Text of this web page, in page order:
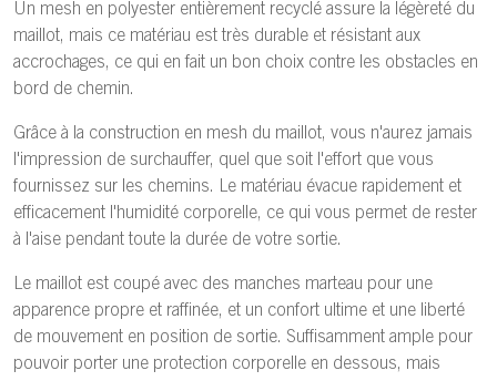
Un mesh en polyester entièrement recyclé assure la légèreté du
maillot, mais ce matériau est très durable et résistant aux
accrochages, ce qui en fait un bon choix contre les obstacles en
bord de chemin.
Grâce à la construction en mesh du maillot, vous n'aurez jamais
l'impression de surchauffer, quel que soit l'effort que vous
fournissez sur les chemins. Le matériau évacue rapidement et
efficacement l'humidité corporelle, ce qui vous permet de rester
à l'aise pendant toute la durée de votre sortie.
Le maillot est coupé avec des manches marteau pour une
apparence propre et raffinée, et un confort ultime et une liberté
de mouvement en position de sortie. Suffisamment ample pour
pouvoir porter une protection corporelle en dessous, mais